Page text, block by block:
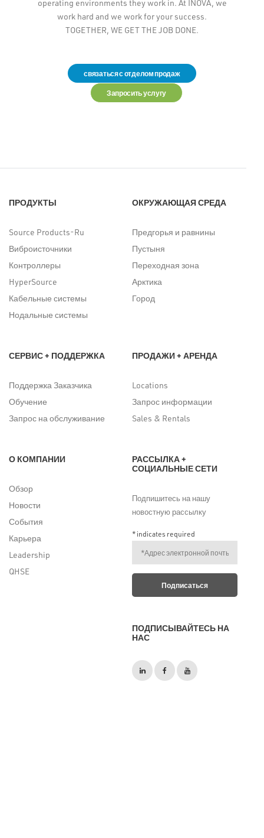
operating environments they work in. At INOVA, we
work hard and we work for your success.
TOGETHER, WE GET THE JOB DONE.
связаться с отделом продаж
Запросить услугу
ПРОДУКТЫ
Source Products-Ru
Виброисточники
Контроллеры
HyperSource
Кабельные системы
Нодальные системы
ОКРУЖАЮЩАЯ СРЕДА
Предгорья и равнины
Пустыня
Переходная зона
Арктика
Город
СЕРВИС + ПОДДЕРЖКА
Поддержка Заказчика
Обучение
Запрос на обслуживание
ПРОДАЖИ + АРЕНДА
Locations
Запрос информации
Sales & Rentals
О КОМПАНИИ
Обзор
Новости
События
Карьера
Leadership
QHSE
РАССЫЛКА +
СОЦИАЛЬНЫЕ СЕТИ
Подпишитесь на нашу
новостную рассылку
*indicates required
ПОДПИСЫВАЙТЕСЬ НА
НАС